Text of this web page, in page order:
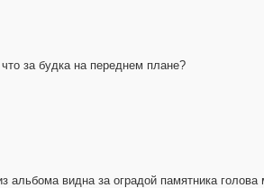
за будка на переднем плане?
видна за оградой памятника голова